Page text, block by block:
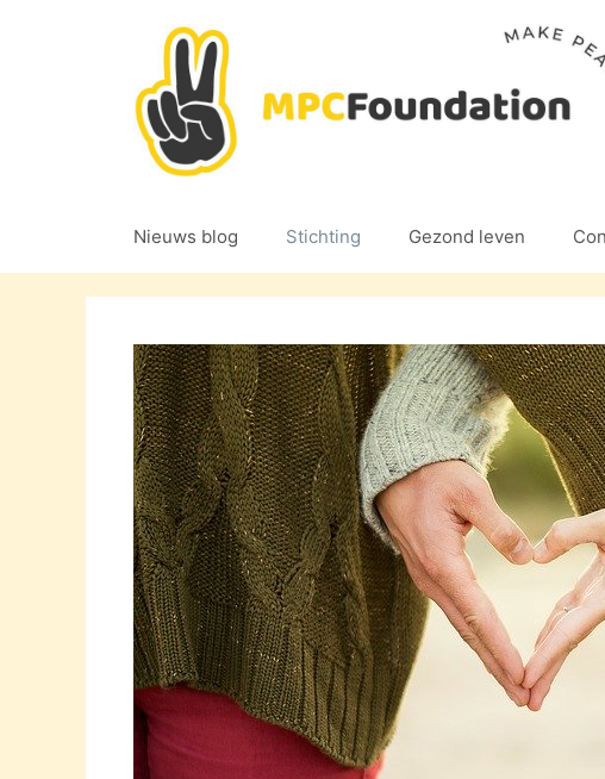
Nieuws blog Stichting Gezond leven